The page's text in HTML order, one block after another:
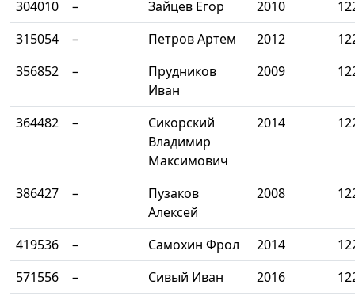
304010 − Зайцев Егор 2010
315054
− Петров Артем 2012
356852
−
Прудников
Иван
2009
364482 −
Сикорский
Владимир
Максимович
2014
386427 −
Пузаков
Алексей
2008
419536 − Самохин Фрол 2014
571556
− Сивый Иван 2016